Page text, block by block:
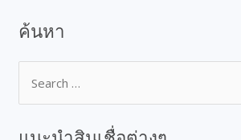
ค้นหา